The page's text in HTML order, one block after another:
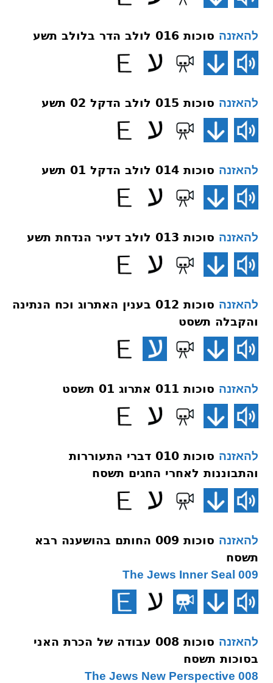
להאזנה סוכות 016 לולב הדר בלולב תשע
להאזנה סוכות 015 לולב הדקל 02 תשע
להאזנה סוכות 014 לולב הדקל 01 תשע
להאזנה סוכות 013 לולב דעיר הנדחת תשע
להאזנה
סוכות 012 בענין האתרוג וכח הנתינה
והקבלה תשסט
להאזנה סוכות 011 אתרוג 01 תשסט
להאזנה
סוכות 010 דברי התעוררות
והתבוננות לאחרי החגים תשסח
להאזנה
סוכות 009 החותם בהושענה רבא
תשסח
009 The Jews Inner Seal
להאזנה
סוכות 008 עבודה של הכרת האני
בסוכות תשסח
008 The Jews New Perspective